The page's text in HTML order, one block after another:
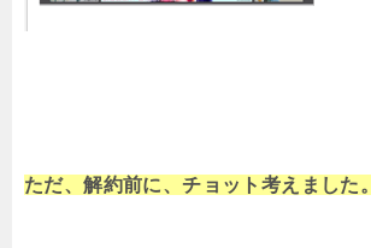
ただ、解約前に、チョット考えました。